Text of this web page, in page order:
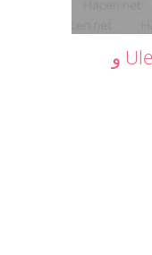
"كوريل" تثبت قوتها بشراء Ulead و